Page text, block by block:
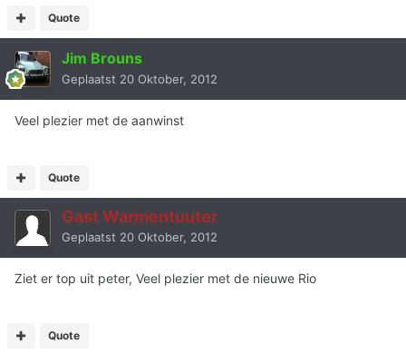
Quote
Jim Brouns
Geplaatst 20 Oktober, 2012
Veel plezier met de aanwinst
Quote
Gast Warmentuuter
Geplaatst 20 Oktober, 2012
Ziet er top uit peter, Veel plezier met de nieuwe Rio
Quote